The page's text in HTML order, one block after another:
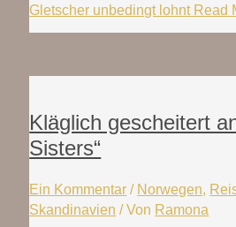
Gletscher unbedingt lohntRead
Kläglich gescheitert
Sisters“
Ein Kommentar / Norwegen,
Skandinavien / Von Ramona